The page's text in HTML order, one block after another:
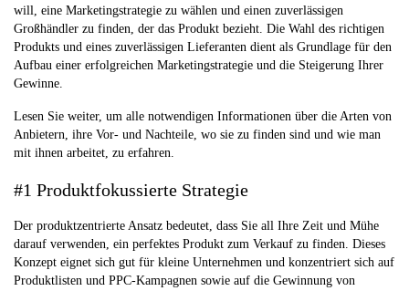
will, eine Marketingstrategie zu wählen und einen zuverlässigen
Großhändler zu finden, der das Produkt bezieht. Die Wahl des richtigen
Produkts und eines zuverlässigen Lieferanten dient als Grundlage für den
Aufbau einer erfolgreichen Marketingstrategie und die Steigerung Ihrer
Gewinne.
Lesen Sie weiter, um alle notwendigen Informationen über die Arten von
Anbietern, ihre Vor- und Nachteile, wo sie zu finden sind und wie man
mit ihnen arbeitet, zu erfahren.
#1 Produktfokussierte Strategie
Der produktzentrierte Ansatz bedeutet, dass Sie all Ihre Zeit und Mühe
darauf verwenden, ein perfektes Produkt zum Verkauf zu finden. Dieses
Konzept eignet sich gut für kleine Unternehmen und konzentriert sich auf
Produktlisten und PPC-Kampagnen sowie auf die Gewinnung von